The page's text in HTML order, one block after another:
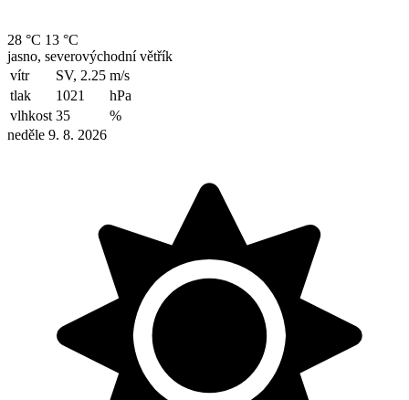
28 °C 13 °C
jasno, severovýchodní větřík
vítr
SV, 2.25 m/s
tlak
1021
hPa
vlhkost 35
%
neděle 9. 8. 2026